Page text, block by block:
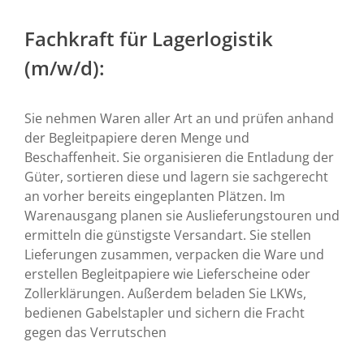
Fachkraft für Lagerlogistik
(m/w/d):
Sie nehmen Waren aller Art an und prüfen anhand
der Begleitpapiere deren Menge und
Beschaffenheit. Sie organisieren die Entladung der
Güter, sortieren diese und lagern sie sachgerecht
an vorher bereits eingeplanten Plätzen. Im
Warenausgang planen sie Auslieferungstouren und
ermitteln die günstigste Versandart. Sie stellen
Lieferungen zusammen, verpacken die Ware und
erstellen Begleitpapiere wie Lieferscheine oder
Zollerklärungen. Außerdem beladen Sie LKWs,
bedienen Gabelstapler und sichern die Fracht
gegen das Verrutschen